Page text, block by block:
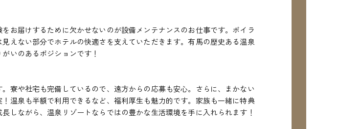
お届けするために欠かせないのが設備メンテナンスのお仕事です。ボイラ
えない部分でホテルの快適さを支えていただきます。有馬の歴史ある温泉
いのあるポジションです！
寮や社宅も完備しているので、遠方からの応募も安心。さらに、まかない
温泉も半額で利用できるなど、福利厚生も魅力的です。家族も一緒に特典
しながら、温泉リゾートならではの豊かな生活環境を手に入れられます！